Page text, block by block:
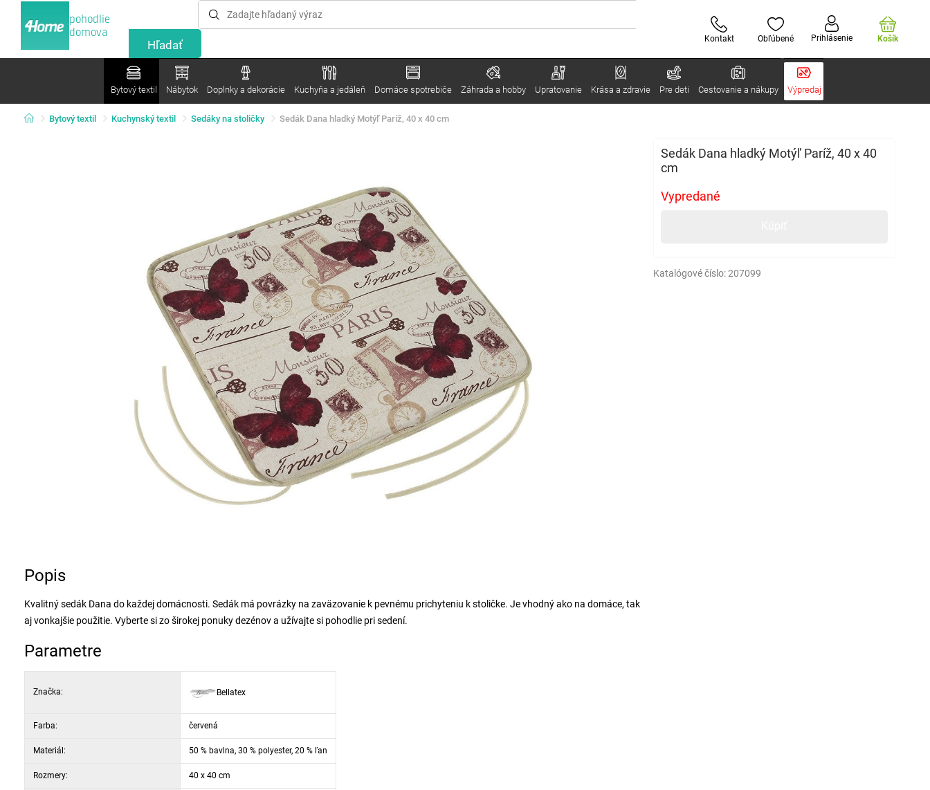
pohodlie
domova
Kontakt Obľúbené Prihlásenie Košík
Bytový textil Nábytok Doplnky a dekorácie Kuchyňa a jedáleň Domáce spotrebiče Záhrada a hobby Upratovanie Krása a zdravie Pre deti Cestovanie a nákupy Výpredaj
Bytový textil Kuchynský textil Sedáky na stoličky Sedák Dana hladký Motýľ Paríž, 40 x 40 cm
Sedák Dana hladký Motýľ Paríž, 40 x 40
cm
Vypredané
Katalógové číslo:207099
Popis
Kvalitný sedák Dana do každej domácnosti. Sedák má povrázky na zaväzovanie k pevnému prichyteniu k stoličke. Je vhodný ako na domáce, tak
aj vonkajšie použitie. Vyberte si zo širokej ponuky dezénov a užívajte si pohodlie pri sedení.
Parametre
Značka: Bellatex
Farba: červená
Materiál: 50 % bavlna, 30 % polyester, 20 % ľan
Rozmery: 40 x 40 cm